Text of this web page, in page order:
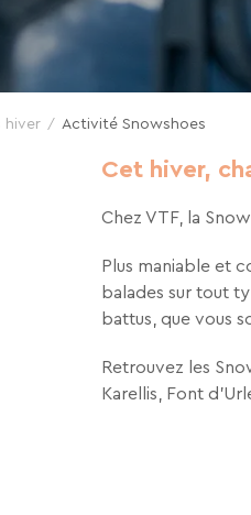
hiver Activité Snowshoes
Cet hiver,
Chez VTF, la
Plus maniable et
balades sur tout
battus, que vous
Retrouvez les
Karellis, Font
désinscrire à tout moment à
légales de notre site web.